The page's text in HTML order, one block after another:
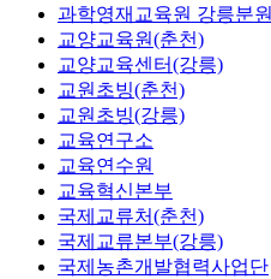
과학영재교육원 강릉분원
교양교육원(춘천)
교양교육센터(강릉)
교원초빙(춘천)
교원초빙(강릉)
교육연구소
교육연수원
교육혁신본부
국제교류처(춘천)
국제교류본부(강릉)
국제농촌개발협력사업단